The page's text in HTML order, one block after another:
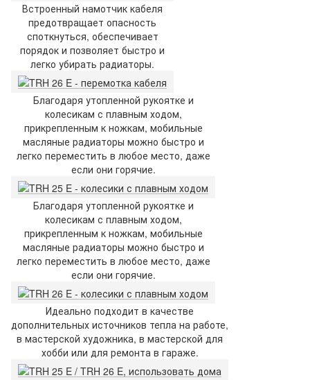
Встроенный намотчик кабеля
предотвращает опасность
споткнуться, обеспечивает
порядок и позволяет быстро и
легко убирать радиаторы.
Благодаря утопленной рукоятке и
колесикам с плавным ходом,
прикрепленным к ножкам, мобильные
масляные радиаторы можно быстро и
легко переместить в любое место, даже
если они горячие.
Благодаря утопленной рукоятке и
колесикам с плавным ходом,
прикрепленным к ножкам, мобильные
масляные радиаторы можно быстро и
легко переместить в любое место, даже
если они горячие.
Идеально подходит в качестве
дополнительных источников тепла на работе,
в мастерской художника, в мастерской для
хобби или для ремонта в гараже.